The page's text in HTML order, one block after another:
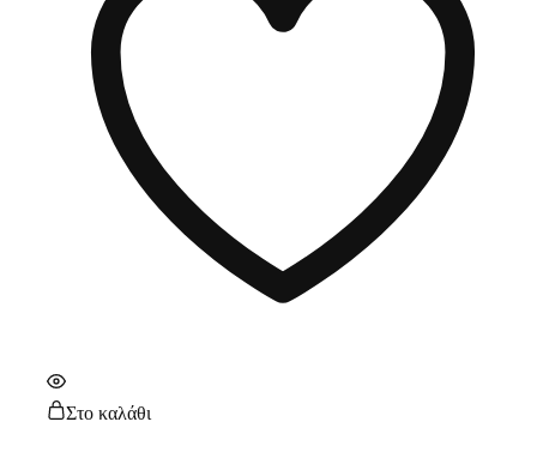
Στο καλάθι